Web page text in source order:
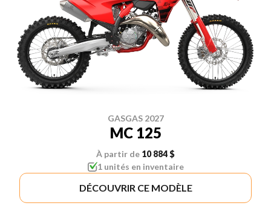
GASGAS 2027
MC 125
À partir de 10 884 $
1 unités en inventaire
DÉCOUVRIR CE MODÈLE